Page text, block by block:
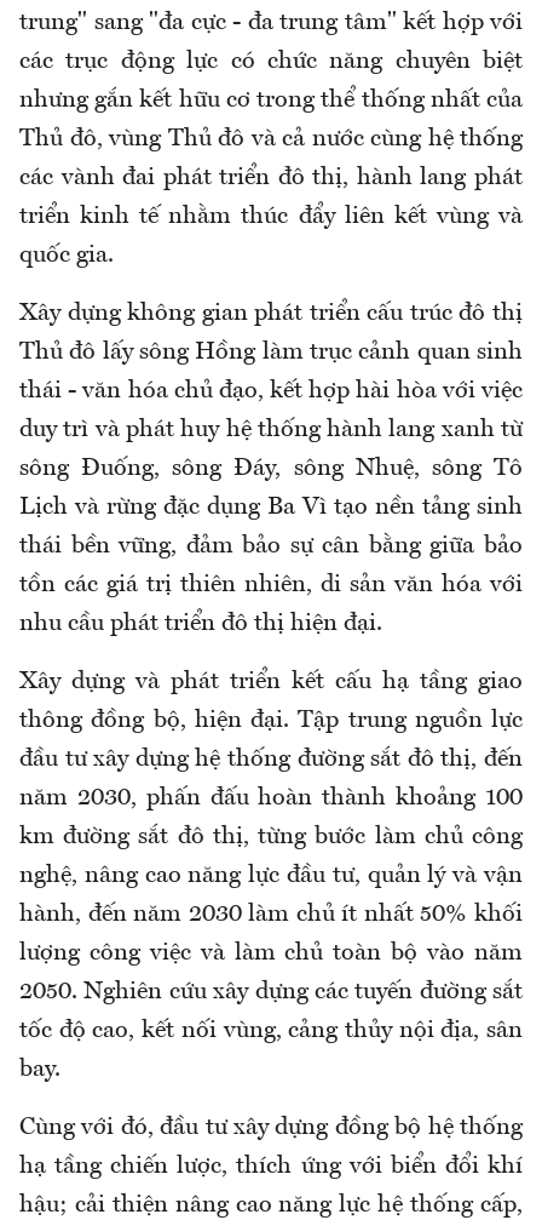
trung" sang "đa cực - đa trung tâm" kết hợp với
các trục động lực có chức năng chuyên biệt
nhưng gắn kết hữu cơ trong thể thống nhất của
Thủ đô, vùng Thủ đô và cả nước cùng hệ thống
các vành đai phát triển đô thị, hành lang phát
triển kinh tế nhằm thúc đẩy liên kết vùng và
quốc gia.
Xây dựng không gian phát triển cấu trúc đô thị
Thủ đô lấy sông Hồng làm trục cảnh quan sinh
thái - văn hóa chủ đạo, kết hợp hài hòa với việc
duy trì và phát huy hệ thống hành lang xanh từ
sông Đuống, sông Đáy, sông Nhuệ, sông Tô
Lịch và rừng đặc dụng Ba Vì tạo nền tảng sinh
thái bền vững, đảm bảo sự cân bằng giữa bảo
tồn các giá trị thiên nhiên, di sản văn hóa với
nhu cầu phát triển đô thị hiện đại.
Xây dựng và phát triển kết cấu hạ tầng giao
thông đồng bộ, hiện đại.Tập trung nguồn lực
đầu tư xây dựng hệ thống đường sắt đô thị, đến
năm 2030, phấn đấu hoàn thành khoảng 100
km đường sắt đô thị, từng bước làm chủ công
nghệ, nâng cao năng lực đầu tư, quản lý và vận
hành, đến năm 2030 làm chủ ít nhất 50% khối
lượng công việc và làm chủ toàn bộ vào năm
2050. Nghiên cứu xây dựng các tuyến đường sắt
tốc độ cao, kết nối vùng, cảng thủy nội địa, sân
bay.
Cùng với đó, đầu tư xây dựng đồng bộ hệ thống
hạ tầng chiến lược, thích ứng với biểnđổi khí
hậu; cải thiện nâng cao năng lực hệ thống cấp,